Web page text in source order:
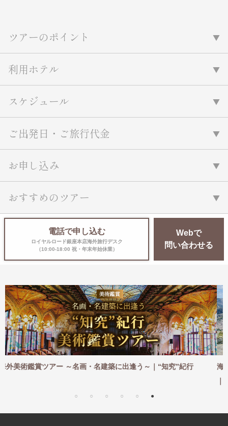
ツアーのポイント
利用ホテル
スケジュール
ご出発日・ご旅行代金
お申し込み
おすすめのツアー
電話で申し込む
ロイヤルロード銀座本店海外旅行デスク
（10:00-18:00 祝・年末年始休業）
Webで
問い合わせる
“知究”紀行
海外ハイキングツアー ～憧れの地を一歩ずつ。